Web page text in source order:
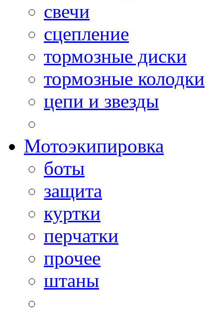
свечи
сцепление
тормозные диски
тормозные колодки
цепи и звезды
Мотоэкипировка
боты
защита
куртки
перчатки
прочее
штаны